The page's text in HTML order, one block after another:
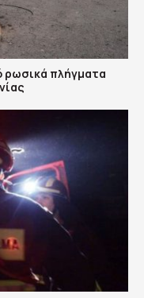
ρωσικά πλήγματα